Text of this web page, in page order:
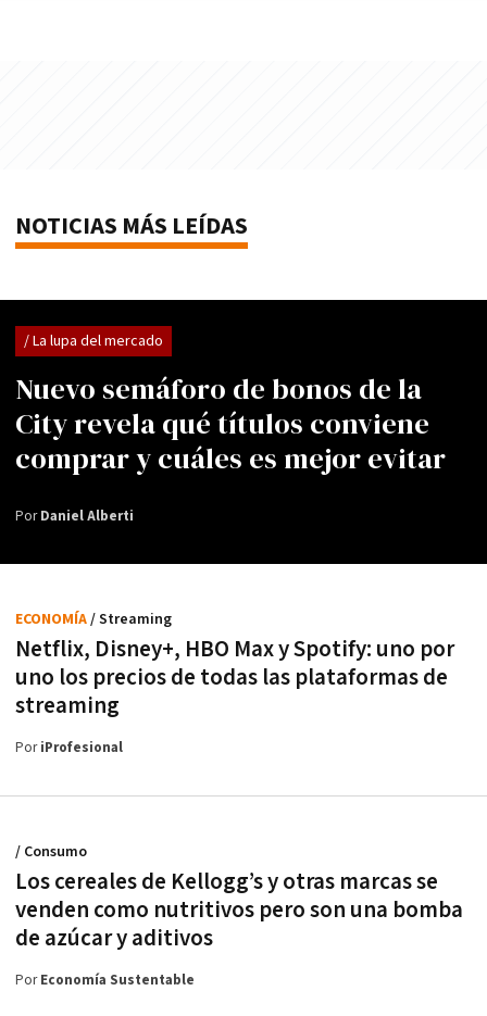
NOTICIAS MÁS LEÍDAS
Nuevo semáforo de bonos de la
City revela qué títulos conviene
comprar y cuáles es mejor evitar
/ La lupa del mercado
PorDaniel Alberti
Netflix, Disney+, HBO Max y Spotify: uno por
uno los precios de todas las plataformas de
streaming
ECONOMÍA/ Streaming
PoriProfesional
Los cereales de Kellogg’s y otras marcas se
venden como nutritivos pero son una bomba
de azúcar y aditivos
/ Consumo
PorEconomía Sustentable